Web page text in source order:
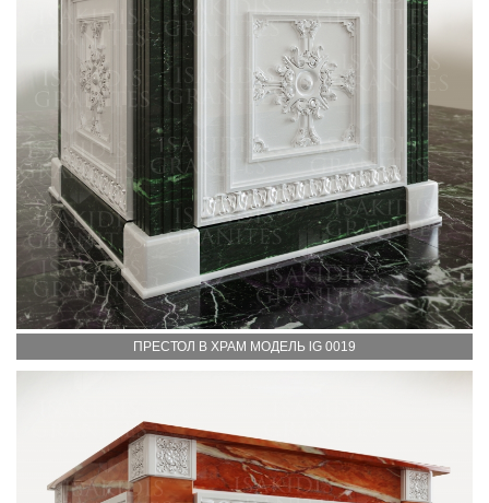
ПРЕСТОЛ В ХРАМ МОДЕЛЬ lG 0019